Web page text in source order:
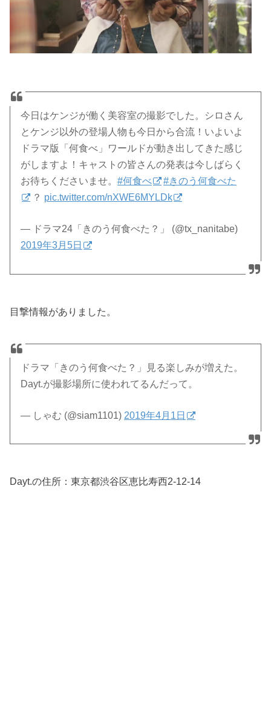
今日はケンジが働く美容室の撮影でした。シロさん
とケンジ以外の登場人物も今日から合流！いよいよ
ドラマ版「何食べ」ワールドが動き出してきた感じ
がしますよ！キャストの皆さんの発表は今しばらく
お待ちくださいませ。#何食べ
#きのう何食べた
？ pic.twitter.com/nXWE6MYLDk
— ドラマ24「きのう何食べた？」 (@tx_nanitabe)
2019年3月5日
目撃情報がありました。
ドラマ「きのう何食べた？」見る楽しみが増えた。
Dayt.が撮影場所に使われてるんだって。
— しゃむ (@siam1101) 2019年4月1日
Dayt.の住所：東京都渋谷区恵比寿西2-12-14